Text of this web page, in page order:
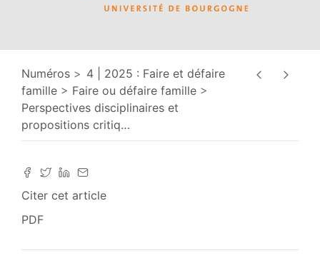
Numéros
4 | 2025 : Faire et défaire
famille
Faire ou défaire famille
Perspectives disciplinaires et
propositions critiq…
Citer cet article
PDF